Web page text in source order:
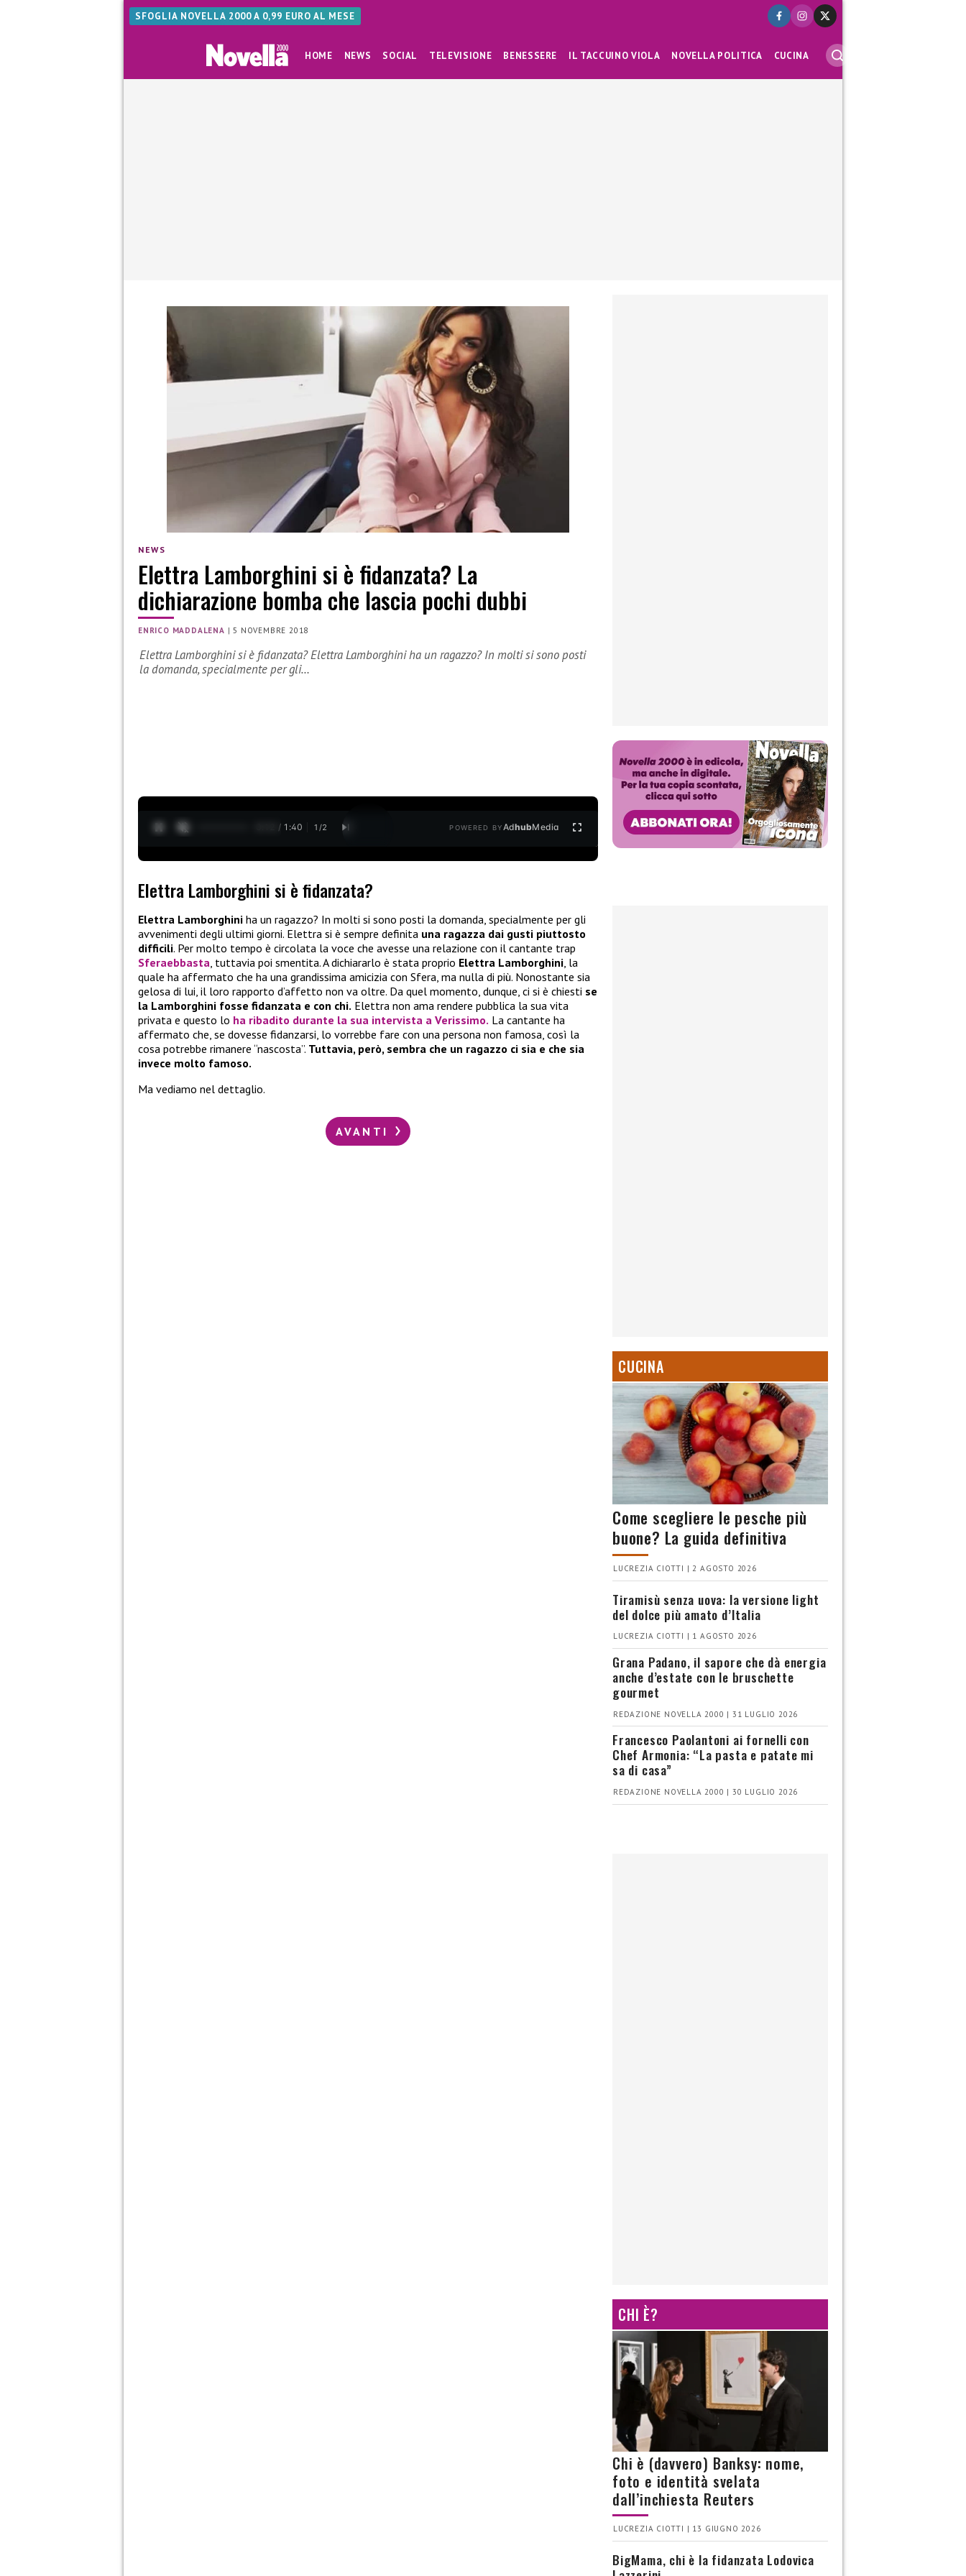
SFOGLIA NOVELLA 2000 A 0,99 EURO AL MESE
HOME NEWS SOCIAL TELEVISIONE BENESSERE IL TACCUINO VIOLA NOVELLA POLITICA CUCINA
NEWS
Elettra Lamborghini si è fidanzata? La
dichiarazione bomba che lascia pochi dubbi
ENRICO MADDALENA |5 NOVEMBRE 2018
Elettra Lamborghini si è fidanzata? Elettra Lamborghini ha un ragazzo? In molti si sono posti
la domanda, specialmente per gli…
0:13 / 1:40 1 /2 POWERED BYAdhubMedia
Elettra Lamborghini si è fidanzata?
Elettra Lamborghini ha un ragazzo? In molti si sono posti la domanda, specialmente per gli
avvenimenti degli ultimi giorni. Elettra si è sempre definita una ragazza dai gusti piuttosto
difficili. Per molto tempo è circolata la voce che avesse una relazione con il cantante trap
Sferaebbasta, tuttavia poi smentita. A dichiararlo è stata proprio Elettra Lamborghini, la
quale ha affermato che ha una grandissima amicizia con Sfera, ma nulla di più. Nonostante sia
gelosa di lui, il loro rapporto d’affetto non va oltre. Da quel momento, dunque, ci si è chiesti se
la Lamborghini fosse fidanzata e con chi. Elettra non ama rendere pubblica la sua vita
privata e questo lo ha ribadito durante la sua intervista a Verissimo. La cantante ha
affermato che, se dovesse fidanzarsi, lo vorrebbe fare con una persona non famosa, così la
cosa potrebbe rimanere “nascosta”. Tuttavia, però, sembra che un ragazzo ci sia e che sia
invece molto famoso.
Ma vediamo nel dettaglio.
AVANTI
CUCINA
Come scegliere le pesche più
buone? La guida definitiva
LUCREZIA CIOTTI | 2 AGOSTO 2026
Tiramisù senza uova: la versione light
del dolce più amato d’Italia
LUCREZIA CIOTTI | 1 AGOSTO 2026
Grana Padano, il sapore che dà energia
anche d’estate con le bruschette
gourmet
REDAZIONE NOVELLA 2000 | 31 LUGLIO 2026
Francesco Paolantoni ai fornelli con
Chef Armonia: “La pasta e patate mi
sa di casa”
REDAZIONE NOVELLA 2000 | 30 LUGLIO 2026
CHI È?
Chi è (davvero) Banksy: nome,
foto e identità svelata
dall’inchiesta Reuters
LUCREZIA CIOTTI | 13 GIUGNO 2026
BigMama, chi è la fidanzata Lodovica